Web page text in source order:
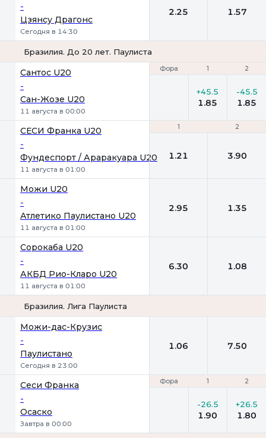
-
Цзянсу Драгонс
Сегодня в 14:30
2.25 1.57
Бразилия. До 20 лет. Паулиста
Фора 1 2
Сантос U20
-
Сан-Жозе U20
11 августа в 00:00
Фора 1 2
+45.5
1.85
-45.5
1.85
1 2
СЕСИ Франка U20
-
Фундеспорт / Араракуара U20
11 августа в 01:00
1 2
1.21 3.90
Можи U20
-
Атлетико Паулистано U20
11 августа в 01:00
2.95 1.35
Сорокаба U20
-
АКБД Рио-Кларо U20
11 августа в 01:00
6.30 1.08
Бразилия. Лига Паулиста
Можи-дас-Крузис
-
Паулистано
Сегодня в 23:00
1.06 7.50
Фора 1 2
Сеси Франка
-
Осаско
Завтра в 00:00
Фора 1 2
-26.5
1.90
+26.5
1.80